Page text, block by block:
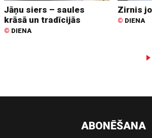
Jāņu siers – saules
krāsā un tradīcijās
© DIENA
Zirnis
© DIENA
ABONĒŠANA